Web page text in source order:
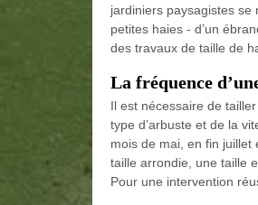
jardiniers paysagistes se
petites haies - d’un
des travaux de taille de
La fréquence
Il est nécessaire de
type d’arbuste et de la
mois de mai, en fin
taille arrondie, une taille
Pour une intervention